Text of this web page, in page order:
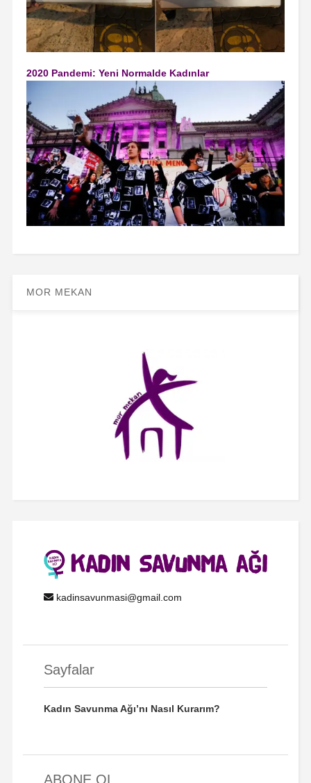
2020 Pandemi: Yeni Normalde Kadınlar
MOR MEKAN
kadinsavunmasi@gmail.com
Sayfalar
Kadın Savunma Ağı’nı Nasıl Kurarım?
ABONE OL